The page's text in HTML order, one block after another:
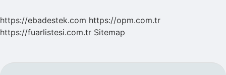
https://ebadestek.com https://opm.com.tr
https://fuarlistesi.com.tr Sitemap